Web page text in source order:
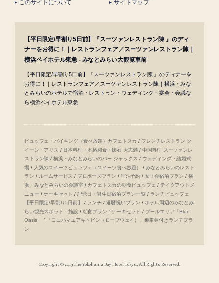
このサイトについて サイトマップ
【平日限定/早割り5日前】『スーツァンレストラン陳 』のディ
ナーをお得に！｜レストランフェア／スーツァンレストラン陳｜
横浜ベイホテル東急 - みなとみらい大観覧車前
【平日限定/早割り5日前】『スーツァンレストラン陳 』のディナーを
お得に！｜レストランフェア／スーツァンレストラン陳｜横浜・みな
とみらいのホテルで宿泊・レストラン・ウェディング・宴会・会議な
ら横浜ベイホテル東急
ビュッフェ・バイキング（食べ放題）カフェトスカ / フレンチレストラン ク
イーン・アリス / 日本料理・本格和食・懐石 大志満 / 中国料理 スーツァンレ
ストラン陳 / 横浜・みなとみらいのバー ジャックス / ウェディング・結婚式
場 / 人気のスイーツビュッフェ（スイーツ食べ放題） / みなとみらいのレスト
ラン / ルームサービス / プロポーズプラン / 宿泊予約 / 女子会宿泊プラン / 横
浜・みなとみらいの会議室 / カフェトスカの朝食ビュッフェ / テイクアウトメ
ニュー / ケーキセット / 記念日・誕生日宿泊プラン一覧 / ランチビュッフェ
【平日限定/早割り5日前】
/ ランチ / 還暦祝いプラン / ホテル周辺のみなとみ
らい観光スポット・施設 / 朝食プラン / ケーキセット / プールエリア「Blue
Oasis」
/
「ヨコハマエアキャビン（ロープウェイ）」乗車券付きランチプラ
ン
Copyright © 2013 The Yokohama Bay Hotel Tokyu, All Rights Reserved.